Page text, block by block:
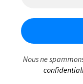
Nous ne